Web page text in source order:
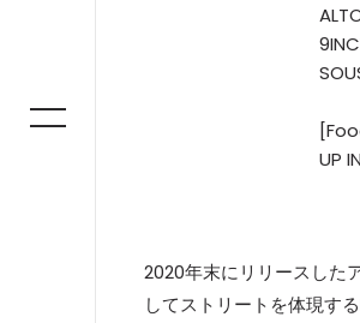
UP
2020年末にリリースした
してストリートを体現す